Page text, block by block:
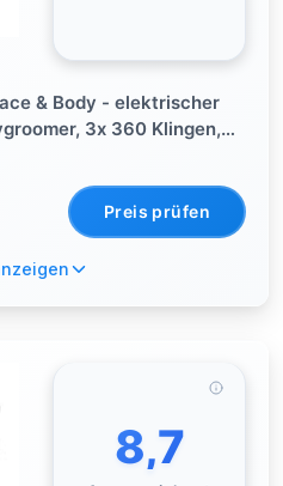
& Body - elektrischer
3x 360 Klingen,
2x Körperaufsätze,
Gesicht & Körper
Preis prüfen
8,7